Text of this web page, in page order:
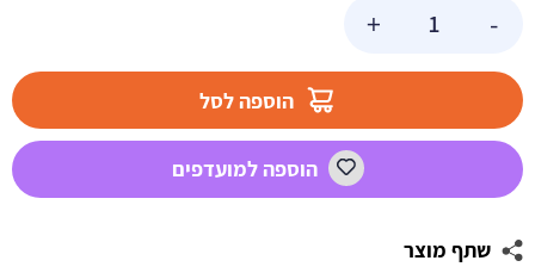
-
+
הוספה לסל
הוספה למועדפים
שתף מוצר